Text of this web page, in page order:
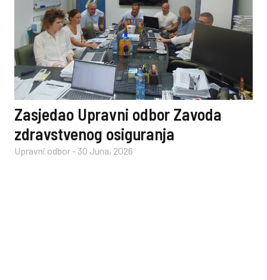
Zasjedao Upravni odbor Zavoda
zdravstvenog osiguranja
Upravni odbor- 30 Juna, 2026